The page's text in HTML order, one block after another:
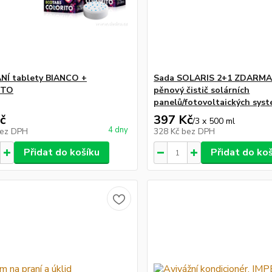
tablety BIANCO +
DPH 4 dny
Přidat do košíku
Sada SOLARIS 2+1
pěnový čistič solárních
panelů/fotovoltaických
397 Kč/3 x 500 ml
328 Kč bez DPH
Přidat do